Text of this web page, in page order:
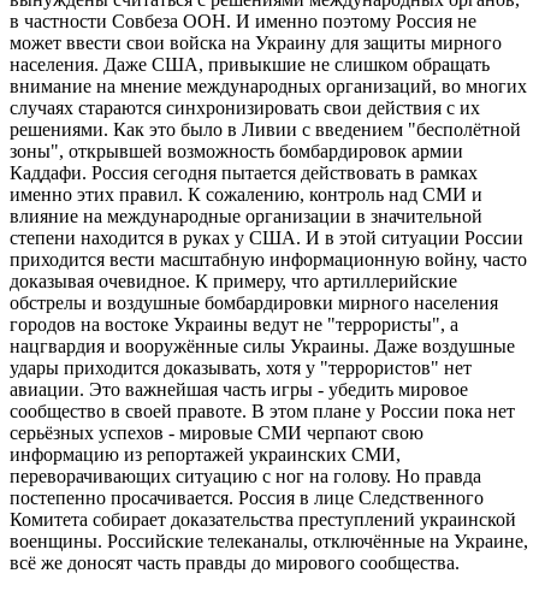
в частности Совбеза ООН. И именно поэтому Россия не
может ввести свои войска на Украину для защиты мирного
населения. Даже США, привыкшие не слишком обращать
внимание на мнение международных организаций, во многих
случаях стараются синхронизировать свои действия с их
решениями. Как это было в Ливии с введением "бесполётной
зоны", открывшей возможность бомбардировок армии
Каддафи. Россия сегодня пытается действовать в рамках
именно этих правил. К сожалению, контроль над СМИ и
влияние на международные организации в значительной
степени находится в руках у США. И в этой ситуации России
приходится вести масштабную информационную войну, часто
доказывая очевидное. К примеру, что артиллерийские
обстрелы и воздушные бомбардировки мирного населения
городов на востоке Украины ведут не "террористы", а
нацгвардия и вооружённые силы Украины. Даже воздушные
удары приходится доказывать, хотя у "террористов" нет
авиации. Это важнейшая часть игры - убедить мировое
сообщество в своей правоте. В этом плане у России пока нет
серьёзных успехов - мировые СМИ черпают свою
информацию из репортажей украинских СМИ,
переворачивающих ситуацию с ног на голову. Но правда
постепенно просачивается. Россия в лице Следственного
Комитета собирает доказательства преступлений украинской
военщины. Российские телеканалы, отключённые на Украине,
всё же доносят часть правды до мирового сообщества.